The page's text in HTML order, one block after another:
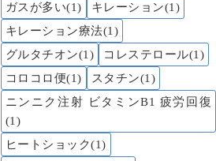
ガスが多い(1)
キレーション(1)
キレーション療法(1)
グルタチオン(1)
コレステロール(1)
コロコロ便(1)
スタチン(1)
ニンニク注射 ビタミンB1 疲労回復
(1)
ヒートショック(1)